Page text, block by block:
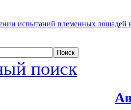
испытаний племенных лошадей
поиск